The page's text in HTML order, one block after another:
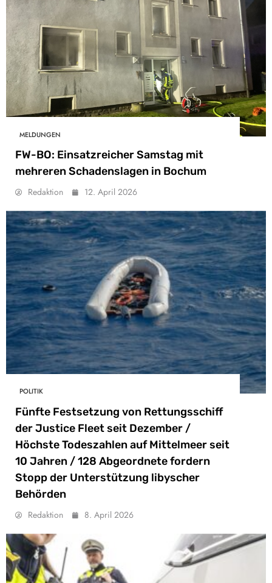
MELDUNGEN
FW-BO: Einsatzreicher Samstag mit
mehreren Schadenslagen in Bochum
Redaktion 12. April 2026
POLITIK
Fünfte Festsetzung von Rettungsschiff
der Justice Fleet seit Dezember /
Höchste Todeszahlen auf Mittelmeer seit
10 Jahren / 128 Abgeordnete fordern
Stopp der Unterstützung libyscher
Behörden
Redaktion 8. April 2026